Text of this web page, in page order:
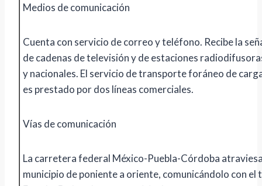
Medios de comunicación
Cuenta con servicio de correo y teléfono. Recibe la
de cadenas de televisión y de estaciones
y nacionales. El servicio de transporte foráneo de
es prestado por dos líneas comerciales.
Vías de comunicación
La carretera federal México-Puebla-Córdoba
municipio de poniente a oriente, comunicándolo con el